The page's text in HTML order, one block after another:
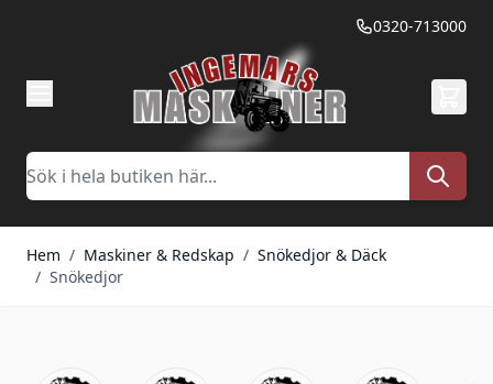
0320-713000
Sök
Hem / Maskiner & Redskap / Snökedjor & Däck
/ Snökedjor